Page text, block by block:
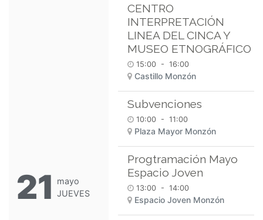
21
mayo
JUEVES
CENTRO
INTERPRETACIÓN
LINEA DEL CINCA Y
MUSEO ETNOGRÁFICO
15:00 - 16:00
Castillo Monzón
Subvenciones
10:00 - 11:00
Plaza Mayor Monzón
Progtramación Mayo
Espacio Joven
13:00 - 14:00
Espacio Joven Monzón